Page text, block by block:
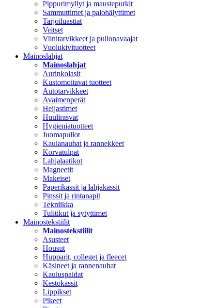
Pippurimyllyt ja maustepurkit
Sammuttimet ja palohälyttimet
Tarjoiluastiat
Veitset
Viinitarvikkeet ja pullonavaajat
Vuolukivituotteet
Mainoslahjat
Mainoslahjat
Aurinkolasit
Kustomoitavat tuotteet
Autotarvikkeet
Avaimenperät
Heijastimet
Huulirasvat
Hygieniatuotteet
Juomapullot
Kaulanauhat ja rannekkeet
Korvatulpat
Lahjalaatikot
Magneetit
Makeiset
Paperikassit ja lahjakassit
Pinssit ja rintanapit
Tekniikka
Tulitikut ja sytyttimet
Mainostekstiilit
Mainostekstiilit
Asusteet
Housut
Hupparit, colleget ja fleecet
Käsineet ja rannenauhat
Kauluspaidat
Kestokassit
Lippikset
Pikeet